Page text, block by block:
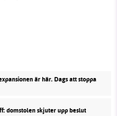
är här. Dags att stoppa
domstolen skjuter upp beslut